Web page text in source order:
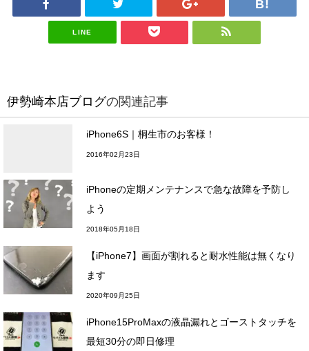
LINE
伊勢崎本店ブログの関連記事
iPhone6S｜桐生市のお客様！
2016年02月23日
iPhoneの定期メンテナンスで急な故障を予防し
よう
2018年05月18日
【iPhone7】画面が割れると耐水性能は無くなり
ます
2020年09月25日
iPhone15ProMaxの液晶漏れとゴーストタッチを
最短30分の即日修理